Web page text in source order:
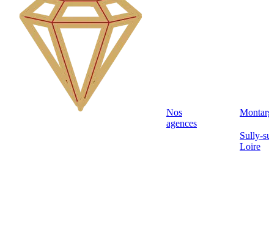
Nos
agences
Sully-
Loire